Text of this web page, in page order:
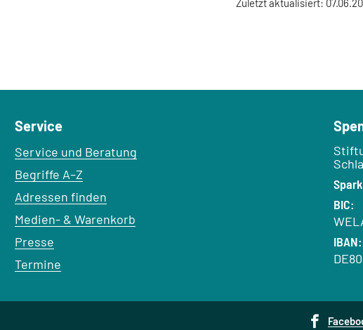
Zuletzt aktualisiert:
Service
Service und Beratung
Begriffe A–Z
Adressen finden
Medien- & Warenkorb
Presse
Termine
Bank:
BIC:
IBAN: